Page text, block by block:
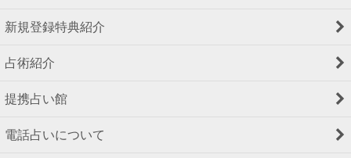
新規登録特典紹介
占術紹介
提携占い館
電話占いについて